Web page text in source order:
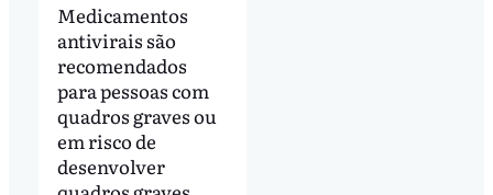
Medicamentos
antivirais são
recomendados
para pessoas com
quadros graves ou
em risco de
desenvolver